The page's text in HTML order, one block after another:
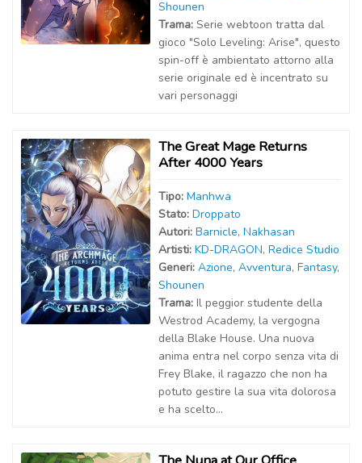
Shounen
Trama: Serie webtoon tratta dal
gioco "Solo Leveling: Arise", questo
spin-off è ambientato attorno alla
serie originale ed è incentrato su
vari personaggi
The Great Mage Returns
After 4000 Years
Tipo: Manhwa
Stato: Droppato
Autori: Barnicle, Nakhasan
Artisti: KD-DRAGON, Redice Studio
Generi: Azione, Avventura, Fantasy,
Shounen
Trama: Il peggior studente della
Westrod Academy, la vergogna
della Blake House. Una nuova
anima entra nel corpo senza vita di
Frey Blake, il ragazzo che non ha
potuto gestire la sua vita dolorosa
e ha scelto...